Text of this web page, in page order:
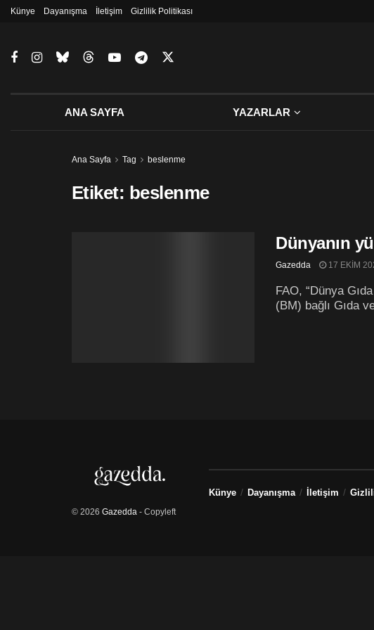
Künye Dayanışma İletişim Gizlilik Politikası
ANA SAYFA YAZARLAR
Ana Sayfa Tag beslenme
Etiket: beslenme
Dünyanın
Gazedda 17 EKIM
FAO, “Dünya
(BM) bağlı Gıda
© 2026 Gazedda - Copyleft
Künye Dayanışma İletişim